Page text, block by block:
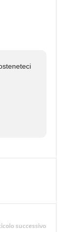
successivo